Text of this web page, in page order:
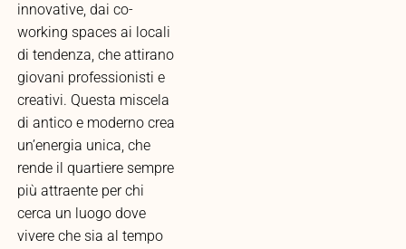
innovative, dai co-
working spaces ai locali
di tendenza, che attirano
giovani professionisti e
creativi. Questa miscela
di antico e moderno crea
un’energia unica, che
rende il quartiere sempre
più attraente per chi
cerca un luogo dove
vivere che sia al tempo